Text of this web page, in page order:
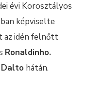
évi Korosztályos
képviselte
az idén felnőtt
Ronaldinho.
Dalto hátán.